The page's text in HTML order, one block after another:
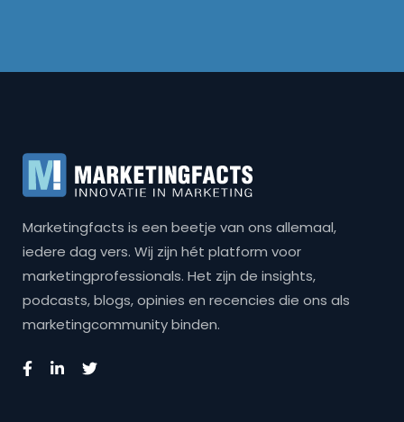
Marketingfacts is een beetje van ons allemaal,
iedere dag vers. Wij zijn hét platform voor
marketingprofessionals. Het zijn de insights,
podcasts, blogs, opinies en recencies die ons als
marketingcommunity binden.